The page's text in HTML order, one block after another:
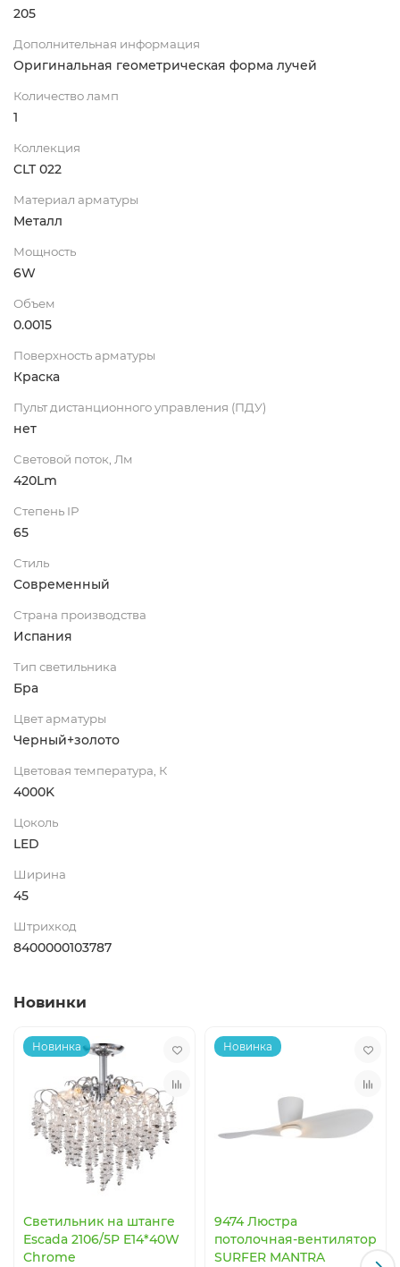
205
Дополнительная информация
Оригинальная геометрическая форма лучей
Количество ламп
1
Коллекция
CLT 022
Материал арматуры
Металл
Мощность
6W
Объем
0.0015
Поверхность арматуры
Краска
Пульт дистанционного управления (ПДУ)
нет
Световой поток, Лм
420Lm
Степень IP
65
Стиль
Современный
Страна производства
Испания
Тип светильника
Бра
Цвет арматуры
Черный+золото
Цветовая температура, К
4000K
Цоколь
LED
Ширина
45
Штрихкод
8400000103787
Новинки
Новинка
Светильник на штанге
Escada 2106/5P E14*40W
Chrome
Новинка
9474 Люстра
потолочная-вентилятор
SURFER MANTRA